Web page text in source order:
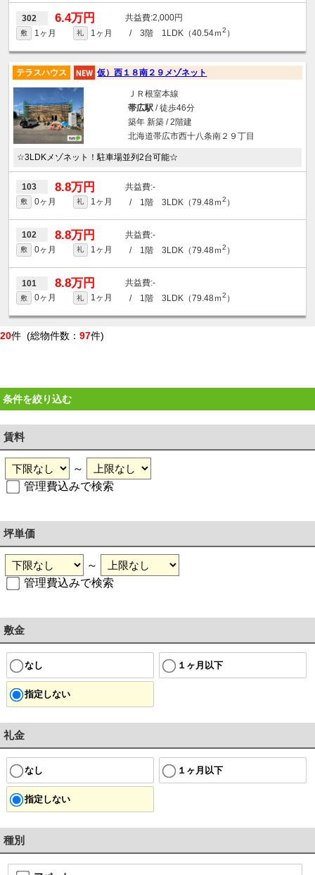
302 6.4万円 2,000円
敷 1ヶ月 礼 1ヶ月 / 3階 1LDK（40.54ｍ2 ）
テラスハウス 仮）西１８南２９メゾネット
ＪＲ根室本線
帯広駅/ 徒歩46分
築年 新築 / 2階建
北海道帯広市西十八条南２９丁目
☆3LDKメゾネット！駐車場並列2台可能☆
103 8.8万円 -
敷 0ヶ月 礼 1ヶ月 / 1階 3LDK（79.48ｍ2 ）
102 8.8万円 -
敷 0ヶ月 礼 1ヶ月 / 1階 3LDK（79.48ｍ2 ）
101 8.8万円 -
敷 0ヶ月 礼 1ヶ月 / 1階 3LDK（79.48ｍ2 ）
20件 (総物件数： 97件)
条件を絞り込む
賃料
～
管理費込みで検索
坪単価
～
管理費込みで検索
敷金
なし １ヶ月以下
指定しない
礼金
なし １ヶ月以下
指定しない
種別